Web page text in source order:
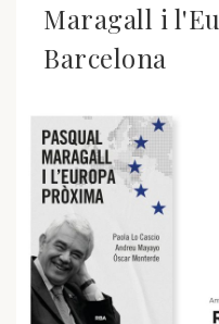
Maragall i
Barcelona